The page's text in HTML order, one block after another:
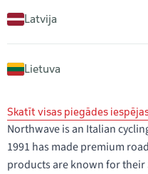
Latvija
Lietuva
Skatīt visas piegādes
Northwave is an Italian
1991 has made premium
products are known for their